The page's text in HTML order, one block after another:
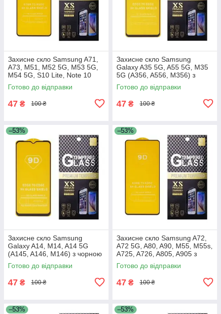
Захисне скло Samsung A71,
A73, M51, M52 5G, M53 5G,
M54 5G, S10 Lite, Note 10
Lite, A715, A716, A725, A736,
M515, M526, M536,
Готово до відправки
47 ₴ 100 ₴
Захисне скло Samsung
Galaxy A35 5G, A55 5G, M35
5G (A356, A556, M356) з
чорною рамкою
Готово до відправки
47 ₴ 100 ₴
–53%
Захисне скло Samsung
Galaxy A14, M14, A14 5G
(A145, A146, M146) з чорною
рамкою
Готово до відправки
47 ₴ 100 ₴
–53%
Захисне скло Samsung A72,
A72 5G, A80, A90, M55, M55s,
A725, A726, A805, A905 з
чорною рамкою
Готово до відправки
47 ₴ 100 ₴
–53% –53%